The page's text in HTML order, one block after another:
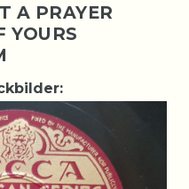
A PRAYER
YOURS